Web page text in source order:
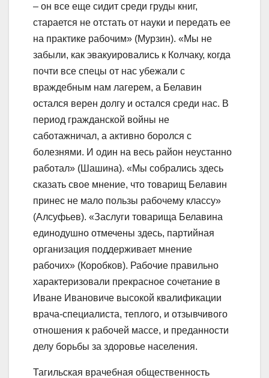
– он все еще сидит среди груды книг,
старается не отстать от науки и передать ее
на практике рабочим» (Мурзин). «Мы не
забыли, как эвакуировались к Колчаку, когда
почти все спецы от нас убежали с
враждебным нам лагерем, а Белавин
остался верен долгу и остался среди нас. В
период гражданской войны не
саботажничал, а активно боролся с
болезнями. И один на весь район неустанно
работал» (Шашина). «Мы собрались здесь
сказать свое мнение, что товарищ Белавин
принес не мало пользы рабочему классу»
(Алсуфьев). «Заслуги товарища Белавина
единодушно отмечены здесь, партийная
организация поддерживает мнение
рабочих» (Коробков). Рабочие правильно
характеризовали прекрасное сочетание в
Иване Ивановиче высокой квалификации
врача-специалиста, теплого, и отзывчивого
отношения к рабочей массе, и преданности
делу борьбы за здоровье населения.
Тагильская врачебная общественность